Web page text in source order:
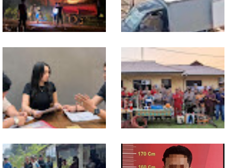
Tapang
13 Jam Berjuang, Polsek
Toba dan Warga Berhasil
Jinakkan Karhutla 7 Hektare
di Desa Bagan Asam
Mobil Box Terjun ke Jurang
Depan KC, Diduga Rem
Blong
Diduga Jadi Korban
Polsek Entikong Gelar Apel